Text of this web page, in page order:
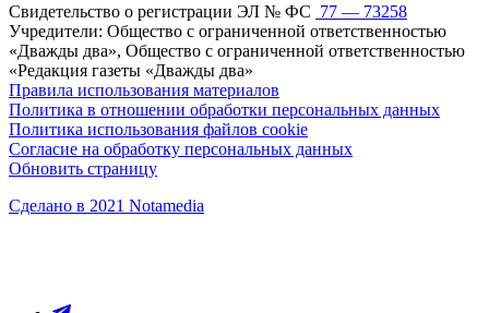
Свидетельство о регистрации ЭЛ № ФС 77 — 73258
Учредители: Общество с ограниченной ответственностью
«Дважды два», Общество с ограниченной ответственностью
«Редакция газеты «Дважды два»
Правила использования материалов
Политика в отношении обработки персональных данных
Политика использования файлов cookie
Согласие на обработку персональных данных
Обновить страницу
Сделано в 2021 Notamedia